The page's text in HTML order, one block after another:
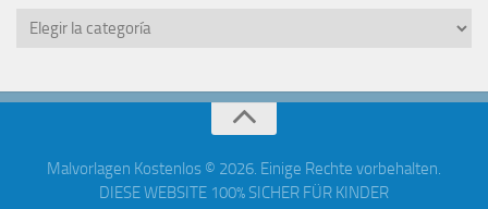
Zeichnungen
Malvorlagen Kostenlos © 2026. Einige Rechte vorbehalten.
DIESE WEBSITE 100% SICHER FÜR KINDER